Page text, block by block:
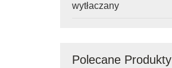
wytłaczany
Polecane Produkty